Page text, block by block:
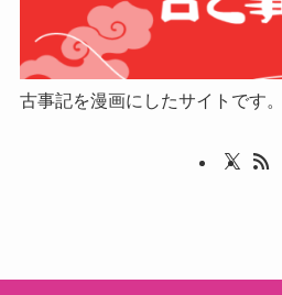
古事記を漫画にしたサイトです。